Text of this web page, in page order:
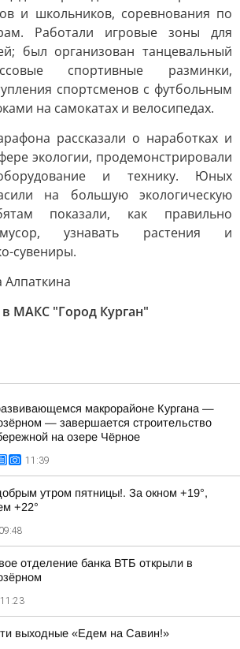
и школьников, соревнования по
Работали игровые зоны для
был организован танцевальный
спортивные разминки,
спортсменов с футбольным
на самокатах и велосипедах.
рассказали о наработках и
экологии, продемонстрировали
и технику. Юных
на большую экологическую
показали, как правильно
узнавать растения и
сувениры.
Алпаткина
в МАКС "Город Курган"
макрорайоне Кургана —
— завершается строительство
на озере Чёрное
11:39
утром пятницы!. За окном +19°,
+22°
09:48
отделение банка ВТБ открыли в
11:23
выходные «Едем на Савин!»